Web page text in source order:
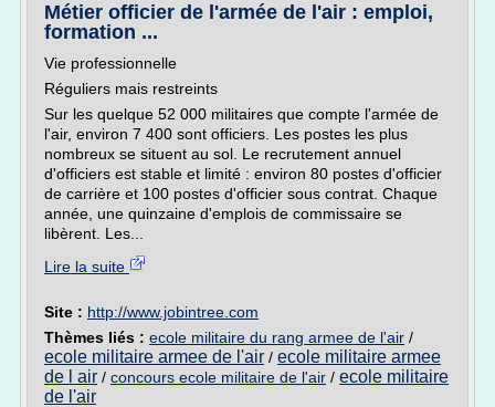
Métier officier de l'armée de l'air : emploi,
formation ...
Vie professionnelle
Réguliers mais restreints
Sur les quelque 52 000 militaires que compte l'armée de
l'air, environ 7 400 sont officiers. Les postes les plus
nombreux se situent au sol. Le recrutement annuel
d'officiers est stable et limité : environ 80 postes d'officier
de carrière et 100 postes d'officier sous contrat. Chaque
année, une quinzaine d'emplois de commissaire se
libèrent. Les...
Lire la suite
Site : http://www.jobintree.com
Thèmes liés : ecole militaire du rang armee de l'air /
ecole militaire armee de l'air / ecole militaire armee
de l air / concours ecole militaire de l'air / ecole militaire
de l'air